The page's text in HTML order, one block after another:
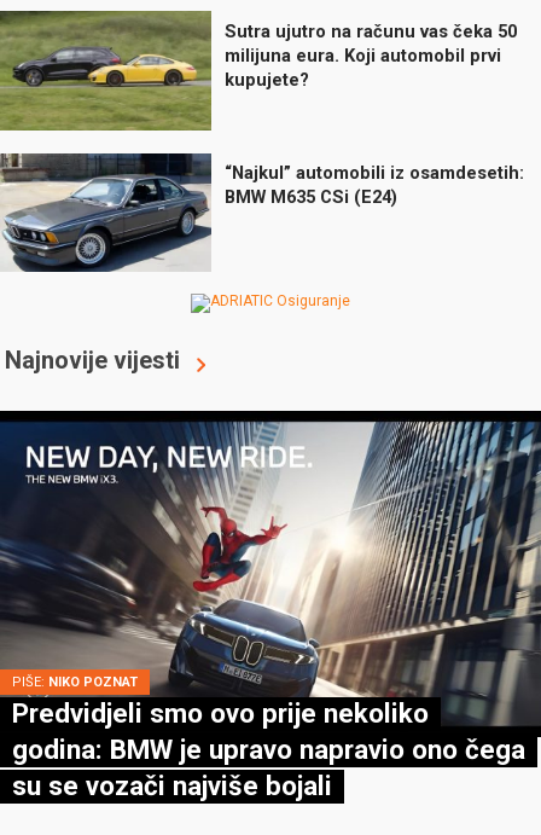
Sutra ujutro na računu vas čeka 50
milijuna eura. Koji automobil prvi
kupujete?
“Najkul” automobili iz osamdesetih:
BMW M635 CSi (E24)
Najnovije vijesti
PIŠE: NIKO POZNAT
Predvidjeli smo ovo prije nekoliko
godina: BMW je upravo napravio ono čega
su se vozači najviše bojali